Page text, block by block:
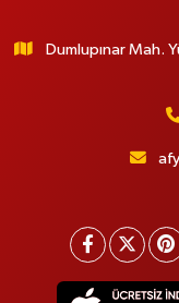
Dumlupınar Mah.